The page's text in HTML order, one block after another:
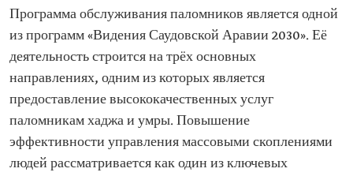
Программа обслуживания паломников является одной
из программ «Видения Саудовской Аравии 2030». Её
деятельность строится на трёх основных
направлениях, одним из которых является
предоставление высококачественных услуг
паломникам хаджа и умры. Повышение
эффективности управления массовыми скоплениями
людей рассматривается как один из ключевых